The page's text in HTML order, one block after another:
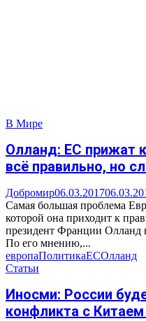
В Мире
Олланд: ЕС прижат
всё правильно, но
Добромир06.03.2017
Самая большая проблема
которой она приходит к
президент Франции Олланд
По его мнению,...
европаПолитикаЕСОлланд
Статьи
Иносми: России
конфликта с